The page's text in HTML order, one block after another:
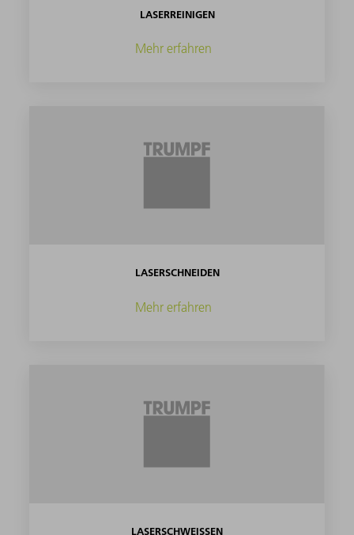
LASERREINIGEN
Mehr erfahren
LASERSCHNEIDEN
Mehr erfahren
LASERSCHWEISSEN